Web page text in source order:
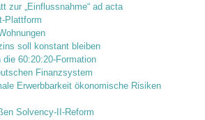
zur „Einflussnahme“ ad acta
Plattform
soll konstant bleiben
die 60:20:20-Formation
Finanzsystem
Erwerbbarkeit ökonomische Risiken
Solvency-II-Reform